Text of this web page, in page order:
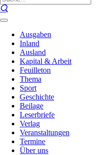
Ausgaben
Inland
Ausland
Kapital & Arbeit
Feuilleton
Thema
Sport
Geschichte
Beilage
Leserbriefe
Verlag
Veranstaltungen
Termine
Über uns